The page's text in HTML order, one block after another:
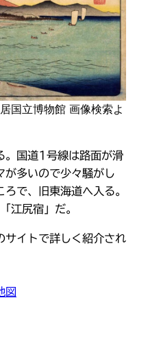
国立博物館 画像検索よ
。国道1号線は路面が滑
が多いので少々騒がし
で、旧東海道へ入る。
江尻宿」だ。
サイトで詳しく紹介され
図